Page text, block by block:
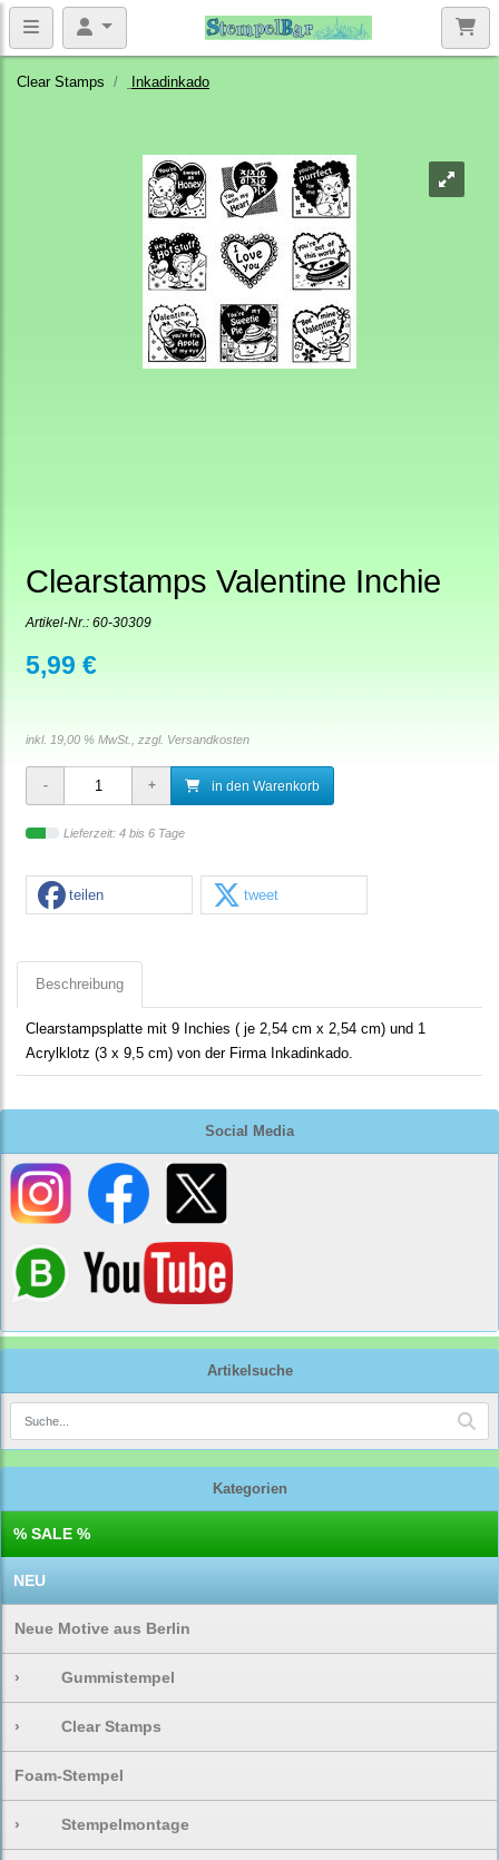
Social Media
Artikelsuche
Kategorien
% SALE %
NEU
Neue Motive aus Berlin
› Gummistempel
› Clear Stamps
Foam-Stempel
› Stempelmontage
Clear Stamps Inkadinkado
Clearstamps Valentine Inchie
Artikel-Nr.: 60-30309
5,99 €
inkl. 19,00 % MwSt., zzgl. Versandkosten
in den Warenkorb
Lieferzeit: 4 bis 6 Tage
teilen tweet
Beschreibung
Clearstampsplatte mit 9 Inchies ( je 2,54 cm x 2,54 cm) und 1
Acrylklotz (3 x 9,5 cm) von der Firma Inkadinkado.